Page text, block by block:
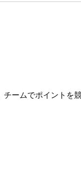
ームでポイントを